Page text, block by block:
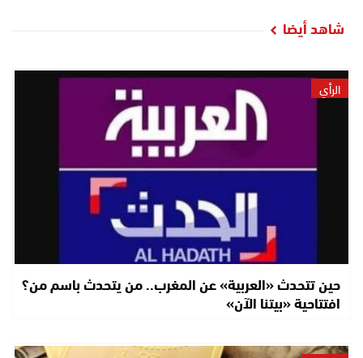
شاهد أيضا
الرأي
حين تتحدث «العربية» عن المغرب.. من يتحدث باسم من؟
افتتاحية «بيتنا الآن»